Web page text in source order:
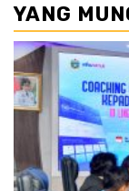
YANG